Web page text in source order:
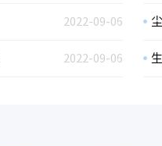
2022-09-06
2022-09-06